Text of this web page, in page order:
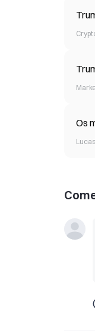
Os